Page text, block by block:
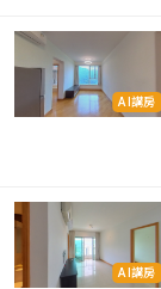
AI講房
AI講房